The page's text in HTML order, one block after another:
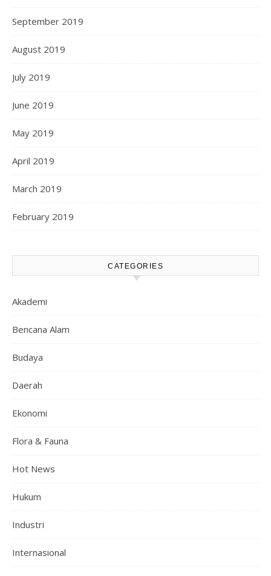
September 2019
August 2019
July 2019
June 2019
May 2019
April 2019
March 2019
February 2019
CATEGORIES
Akademi
Bencana Alam
Budaya
Daerah
Ekonomi
Flora & Fauna
Hot News
Hukum
Industri
Internasional